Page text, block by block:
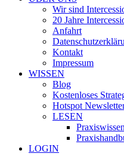
Wir sind
20 Jahre
Anfahrt
Kontakt
Impressum
WISSEN
Blog
Kostenloses
Hotspot
LESEN
LOGIN